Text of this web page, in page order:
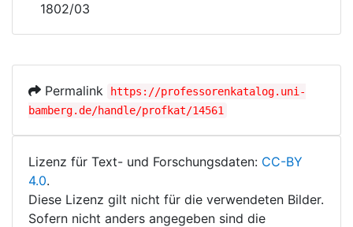
1802/03
Permalink
https://professorenkatalog.uni-
bamberg.de/handle/profkat/14561
Lizenz für Text- und Forschungsdaten: CC-BY
4.0.
Diese Lizenz gilt nicht für die verwendeten Bilder.
Sofern nicht anders angegeben sind die